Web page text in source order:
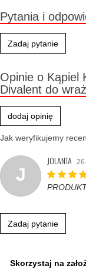
Pytania i
Zadaj pytanie
Opinie o Kąpiel
Divalent do
dodaj opinię
Jak weryfikujemy
J
JOLANTA
Zadaj pytanie
Skorzystaj na